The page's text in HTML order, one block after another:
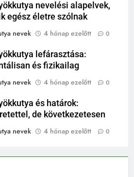
nevelési alapelvek,
egész életre szólnak
nevek
4 hónap ezelőtt 0
lefárasztása:
és fizikailag
nevek
4 hónap ezelőtt 0
és határok:
de következetesen
nevek
4 hónap ezelőtt 0